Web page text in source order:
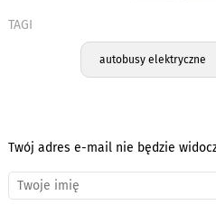
TAGI
autobusy elektryczne
Twój adres e-mail nie będzie